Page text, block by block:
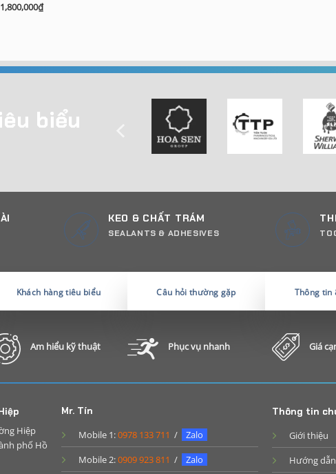
1,800,000₫
biểu
KEO & CHẤT TRÁM
SEALANTS & ADHESIVES
Khách hàng tiêu biểu Câu hỏi thường gặp Thông tin
Am hiểu kỹ thuật Phục vụ nhanh Giá
Hiệp
phố Hồ
Mr. Tín
Mobile 1:0978 133 711 /
Zalo
Mobile 2:0909 923 811 / Zalo
Thông tin
Giới thiệu
Hướng